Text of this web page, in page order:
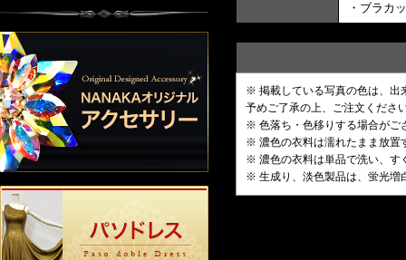
・ブラカ
※ 掲載している写真の色は、出
予めご了承の上、ご注文くださ
※ 色落ち・色移りする場合がご
※ 濃色の衣料は濡れたまま放置
※ 濃色の衣料は単品で洗い、す
※ 生成り、淡色製品は、蛍光増